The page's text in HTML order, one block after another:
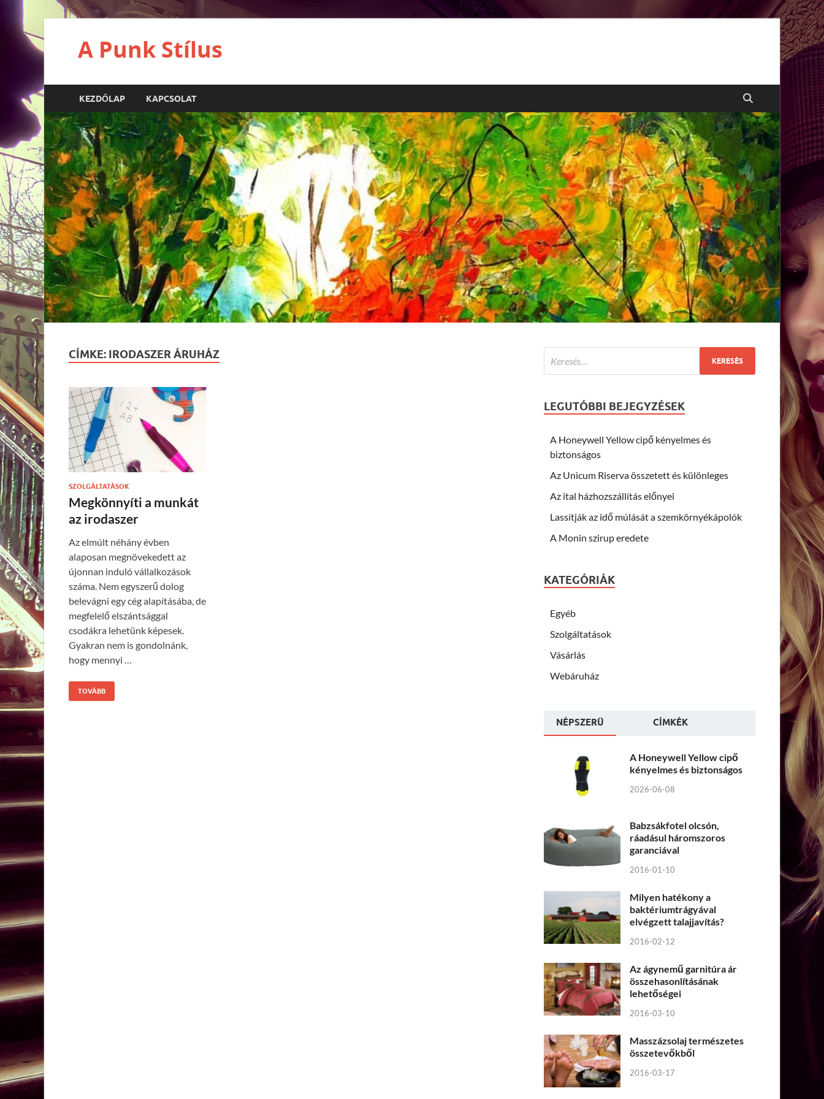
A Punk Stílus
KEZDŐLAP KAPCSOLAT
CÍMKE: IRODASZER ÁRUHÁZ
SZOLGÁLTATÁSOK
Megkönnyíti a munkát
az irodaszer
Az elmúlt néhány évben
alaposan megnövekedett az
újonnan induló vállalkozások
száma. Nem egyszerű dolog
belevágni egy cég alapításába, de
megfelelő elszántsággal
csodákra lehetünk képesek.
Gyakran nem is gondolnánk,
hogy mennyi …
TOVÁBB
LEGUTÓBBI BEJEGYZÉSEK
A Honeywell Yellow cipő kényelmes és
biztonságos
Az Unicum Riserva összetett és különleges
Az ital házhozszállítás előnyei
Lassítják az idő múlását a szemkörnyékápolók
A Monin szirup eredete
KATEGÓRIÁK
Egyéb
Szolgáltatások
Vásárlás
Webáruház
NÉPSZERÜ CÍMKÉK
A Honeywell Yellow cipő
kényelmes és biztonságos
2026-06-08
Babzsákfotel olcsón,
ráadásul háromszoros
garanciával
2016-01-10
Milyen hatékony a
baktériumtrágyával
elvégzett talajjavítás?
2016-02-12
Az ágynemű garnitúra ár
összehasonlításának
lehetőségei
2016-03-10
Masszázsolaj természetes
összetevőkből
2016-03-17